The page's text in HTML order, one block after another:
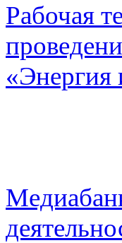
Рабочая
«Энергия